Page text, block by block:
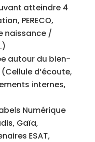
atteindre 4
PERECO,
naissance /
autour du bien-
d’écoute,
internes,
Numérique
Gaïa,
ESAT,